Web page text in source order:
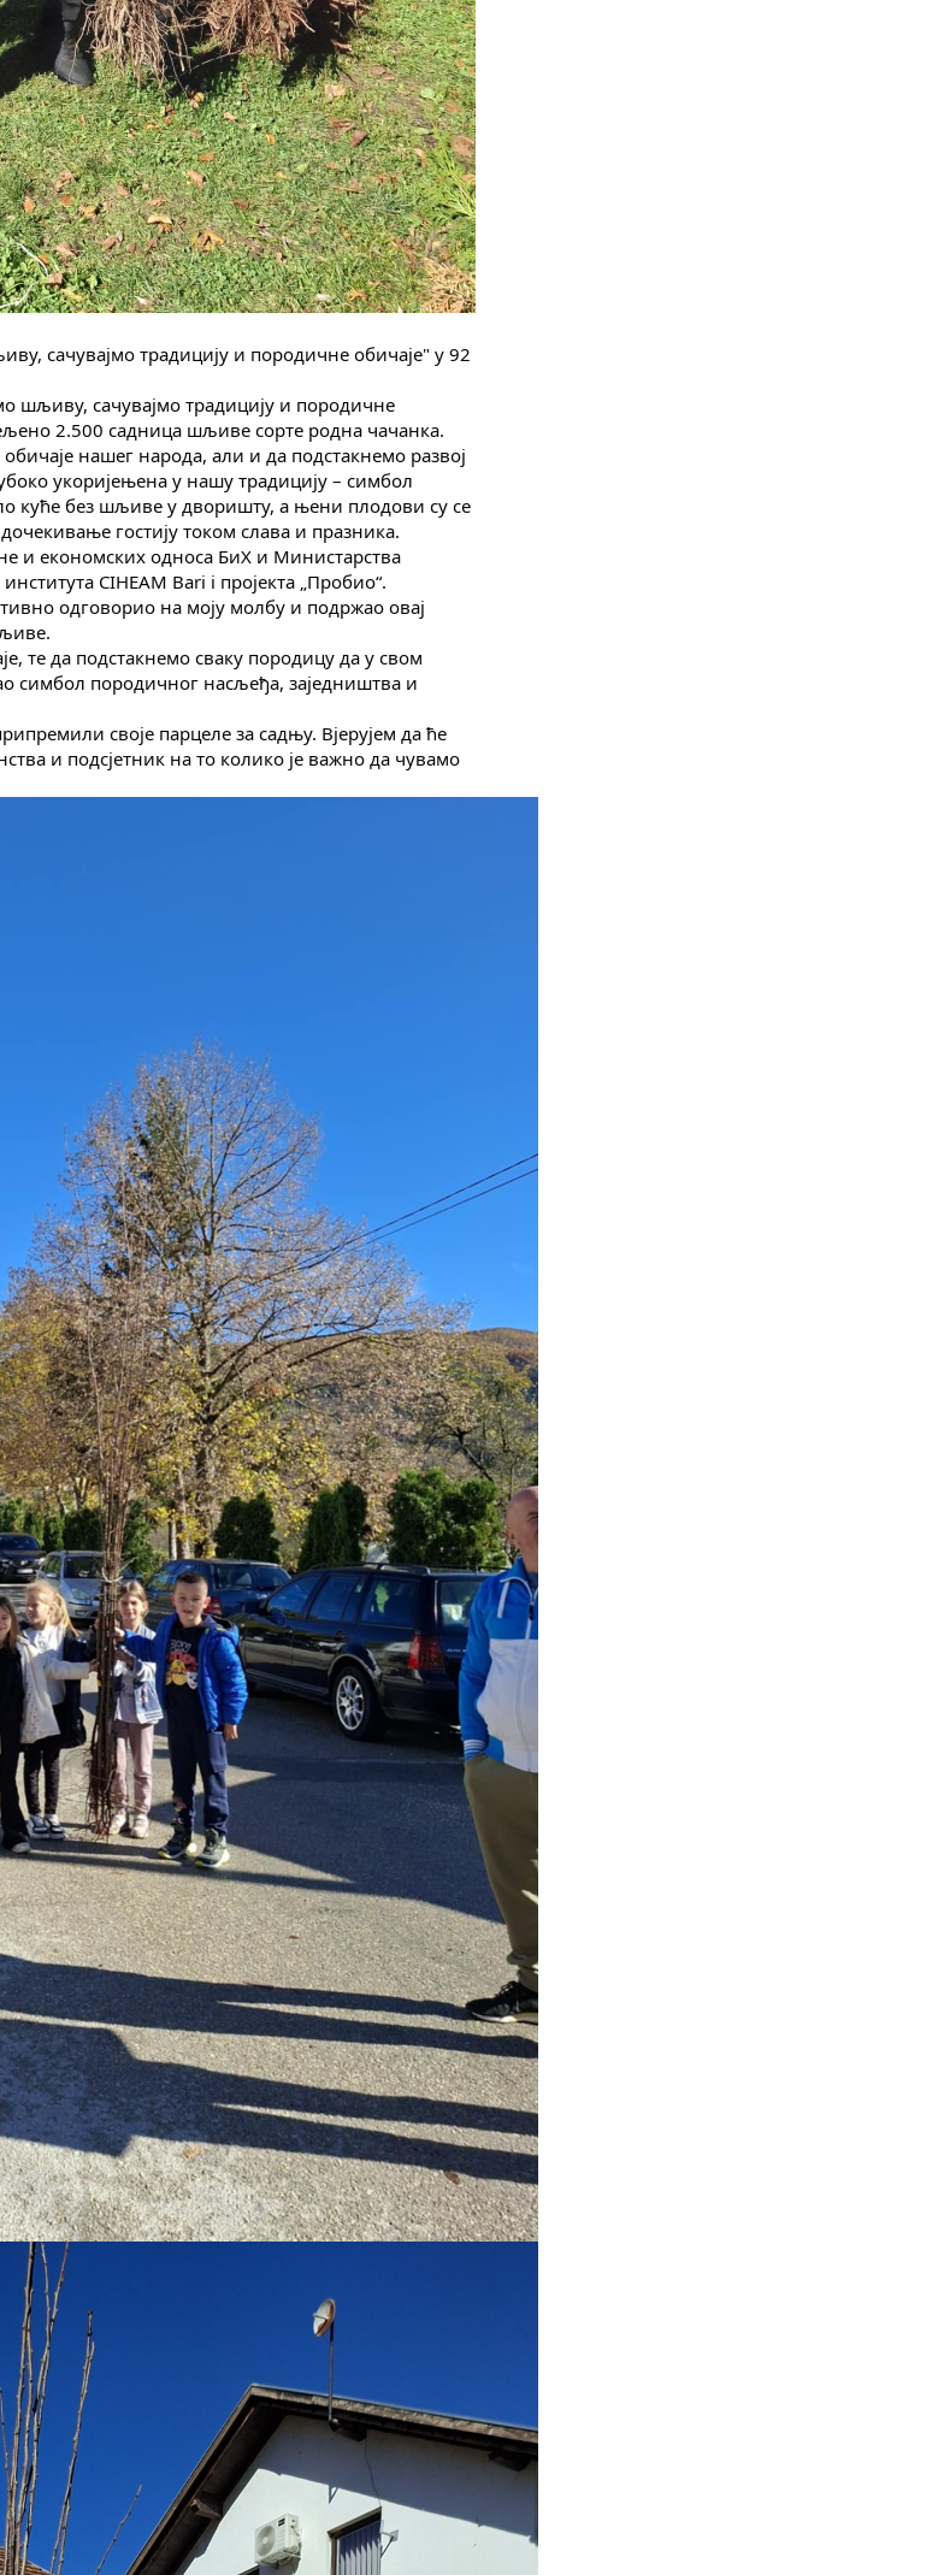
сачувајмо традицију и породичне обичаје" у 92
шљиву, сачувајмо традицију и породичне
2.500 садница шљиве сорте родна чачанка.
нашег народа, али и да подстакнемо развој
укоријењена у нашу традицију – симбол
куће без шљиве у дворишту, а њени плодови су се
гостију током слава и празника.
и економских односа БиХ и Министарства
CIHEAM Bari i пројекта „Пробио“.
одговорио на моју молбу и подржао овај
те да подстакнемо сваку породицу да у свом
симбол породичног насљеђа, заједништва и
своје парцеле за садњу. Вјерујем да ће
и подсјетник на то колико је важно да чувамо